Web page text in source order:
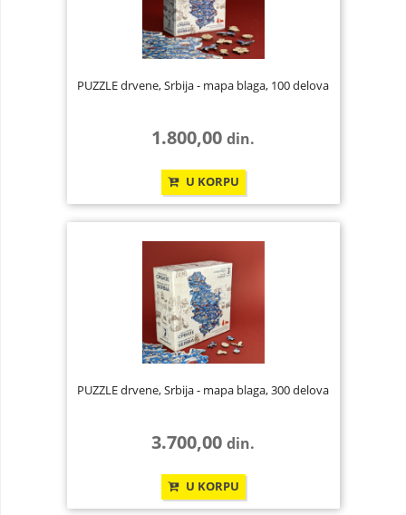
PUZZLE drvene, Srbija - mapa blaga, 100 delova
1.800,00din.
U KORPU
PUZZLE drvene, Srbija - mapa blaga, 300 delova
3.700,00din.
U KORPU